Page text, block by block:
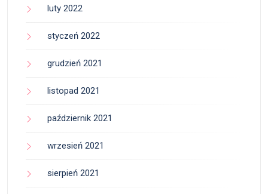
luty 2022
styczeń 2022
grudzień 2021
listopad 2021
październik 2021
wrzesień 2021
sierpień 2021